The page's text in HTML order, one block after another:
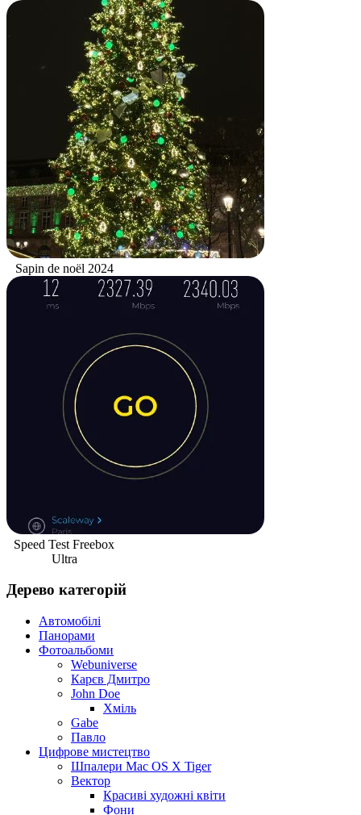
Sapin de noël 2024
Speed Test Freebox
Ultra
Дерево категорій
Автомобілі
Панорами
Фотоальбоми
Webuniverse
Карєв Дмитро
John Doe
Хміль
Gabe
Павло
Цифрове мистецтво
Шпалери Mac OS X Tiger
Вектор
Красиві художні квіти
Фони